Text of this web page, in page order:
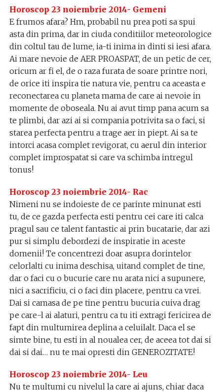
Horoscop 23 noiembrie 2014- Gemeni
E frumos afara? Hm, probabil nu prea poti sa spui
asta din prima, dar in ciuda conditiilor meteorologice
din coltul tau de lume, ia-ti inima in dinti si iesi afara.
Ai mare nevoie de AER PROASPAT, de un petic de cer,
oricum ar fi el, de o raza furata de soare printre nori,
de orice iti inspira tie natura vie, pentru ca aceasta e
reconectarea cu planeta mama de care ai nevoie in
momente de oboseala. Nu ai avut timp pana acum sa
te plimbi, dar azi ai si compania potrivita sa o faci, si
starea perfecta pentru a trage aer in piept. Ai sa te
intorci acasa complet revigorat, cu aerul din interior
complet improspatat si care va schimba intregul
tonus!
Horoscop 23 noiembrie 2014- Rac
Nimeni nu se indoieste de ce parinte minunat esti
tu, de ce gazda perfecta esti pentru cei care iti calca
pragul sau ce talent fantastic ai prin bucatarie, dar azi
pur si simplu debordezi de inspiratie in aceste
domenii! Te concentrezi doar asupra dorintelor
celorlalti cu inima deschisa, uitand complet de tine,
dar o faci cu o bucurie care nu arata nici a supunere,
nici a sacrificiu, ci o faci din placere, pentru ca vrei.
Dai si camasa de pe tine pentru bucuria cuiva drag
pe care-l ai alaturi, pentru ca tu iti extragi fericirea de
fapt din multumirea deplina a celuilalt. Daca el se
simte bine, tu esti in al noualea cer, de aceea tot dai si
dai si dai… nu te mai opresti din GENEROZITATE!
Horoscop 23 noiembrie 2014- Leu
Nu te multumi cu nivelul la care ai ajuns, chiar daca